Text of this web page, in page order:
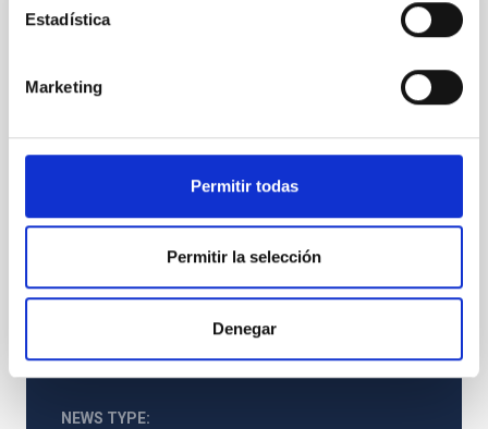
Estadística
Marketing
Permitir todas
Permitir la selección
Denegar
PRESS RELEASE
gamma-rays burst at very high energies
provides critical new insight for understanding the
cosmic explosions. The results are published in two
Advertised on 11/20/2019 - 14:19
NEWS TYPE